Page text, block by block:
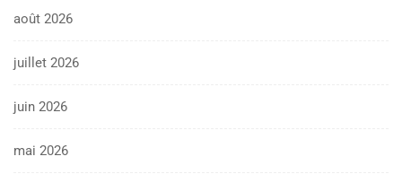
août 2026
juillet 2026
juin 2026
mai 2026